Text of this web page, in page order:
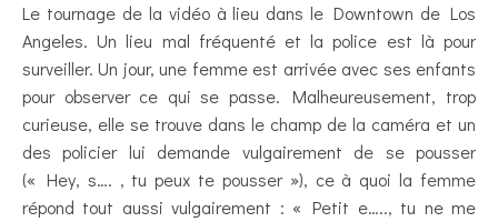
Le tournage de la vidéo à lieu dans le Downtown de Los
Angeles. Un lieu mal fréquenté et la police est là pour
surveiller. Un jour, une femme est arrivée avec ses enfants
pour observer ce qui se passe. Malheureusement, trop
curieuse, elle se trouve dans le champ de la caméra et un
des policier lui demande vulgairement de se pousser
(« Hey, s…. , tu peux te pousser »), ce à quoi la femme
répond tout aussi vulgairement : « Petit e….., tu ne me